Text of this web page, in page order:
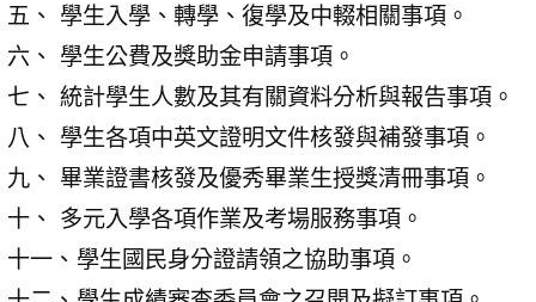
學生入學、轉學、復學及中輟相關事項。
學生公費及獎助金申請事項。
統計學生人數及其有關資料分析與報告事項。
學生各項中英文證明文件核發與補發事項。
畢業證書核發及優秀畢業生授獎清冊事項。
多元入學各項作業及考場服務事項。
學生國民身分證請領之協助事項。